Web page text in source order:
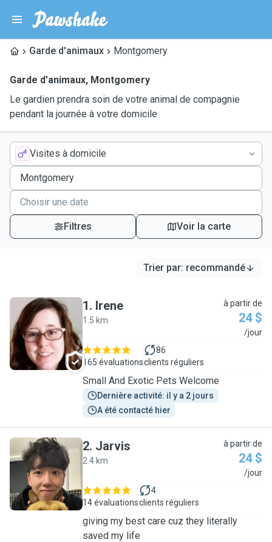
Garde d'animaux Montgomery
Garde d'animaux, Montgomery
Le gardien prendra soin de votre animal de compagnie
pendant la journée à votre domicile
Visites à domicile
Filtres Voir la carte
Trier par: recommandé
I
1. Irene
1.5 km
à partir de
24 $
/jour
165 évaluations
86
clients réguliers
Small And Exotic Pets Welcome
Dernière activité: il y a 2 jours
A été contacté hier
J
2. Jarvis
2.4 km
à partir de
24 $
/jour
14 évaluations
4
clients réguliers
giving my best care cuz they literally
saved my life